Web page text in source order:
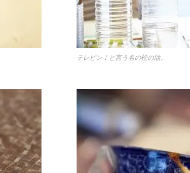
テレピン！と言う名の松の油。